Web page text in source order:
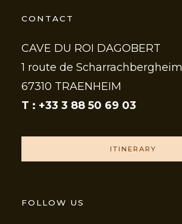
CONTACT
CAVE DU ROI DAGOBERT
1 route de Scharrachbergheim
67310 TRAENHEIM
T : +33 3 88 50 69 03
ITINERARY
FOLLOW US